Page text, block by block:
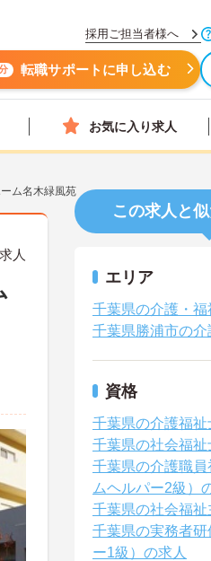
採用ご担当者様へ
転職サポートに申し込む
お気に入り求人
ム名木緑風苑
人
この求人と
エリア
千葉県の介護・福
千葉県勝浦市の介
資格
千葉県の介護福祉
千葉県の社会福祉
千葉県の介護職
ムヘルパー2級）
千葉県の社会福祉
千葉県の実務者
ー1級）の求人